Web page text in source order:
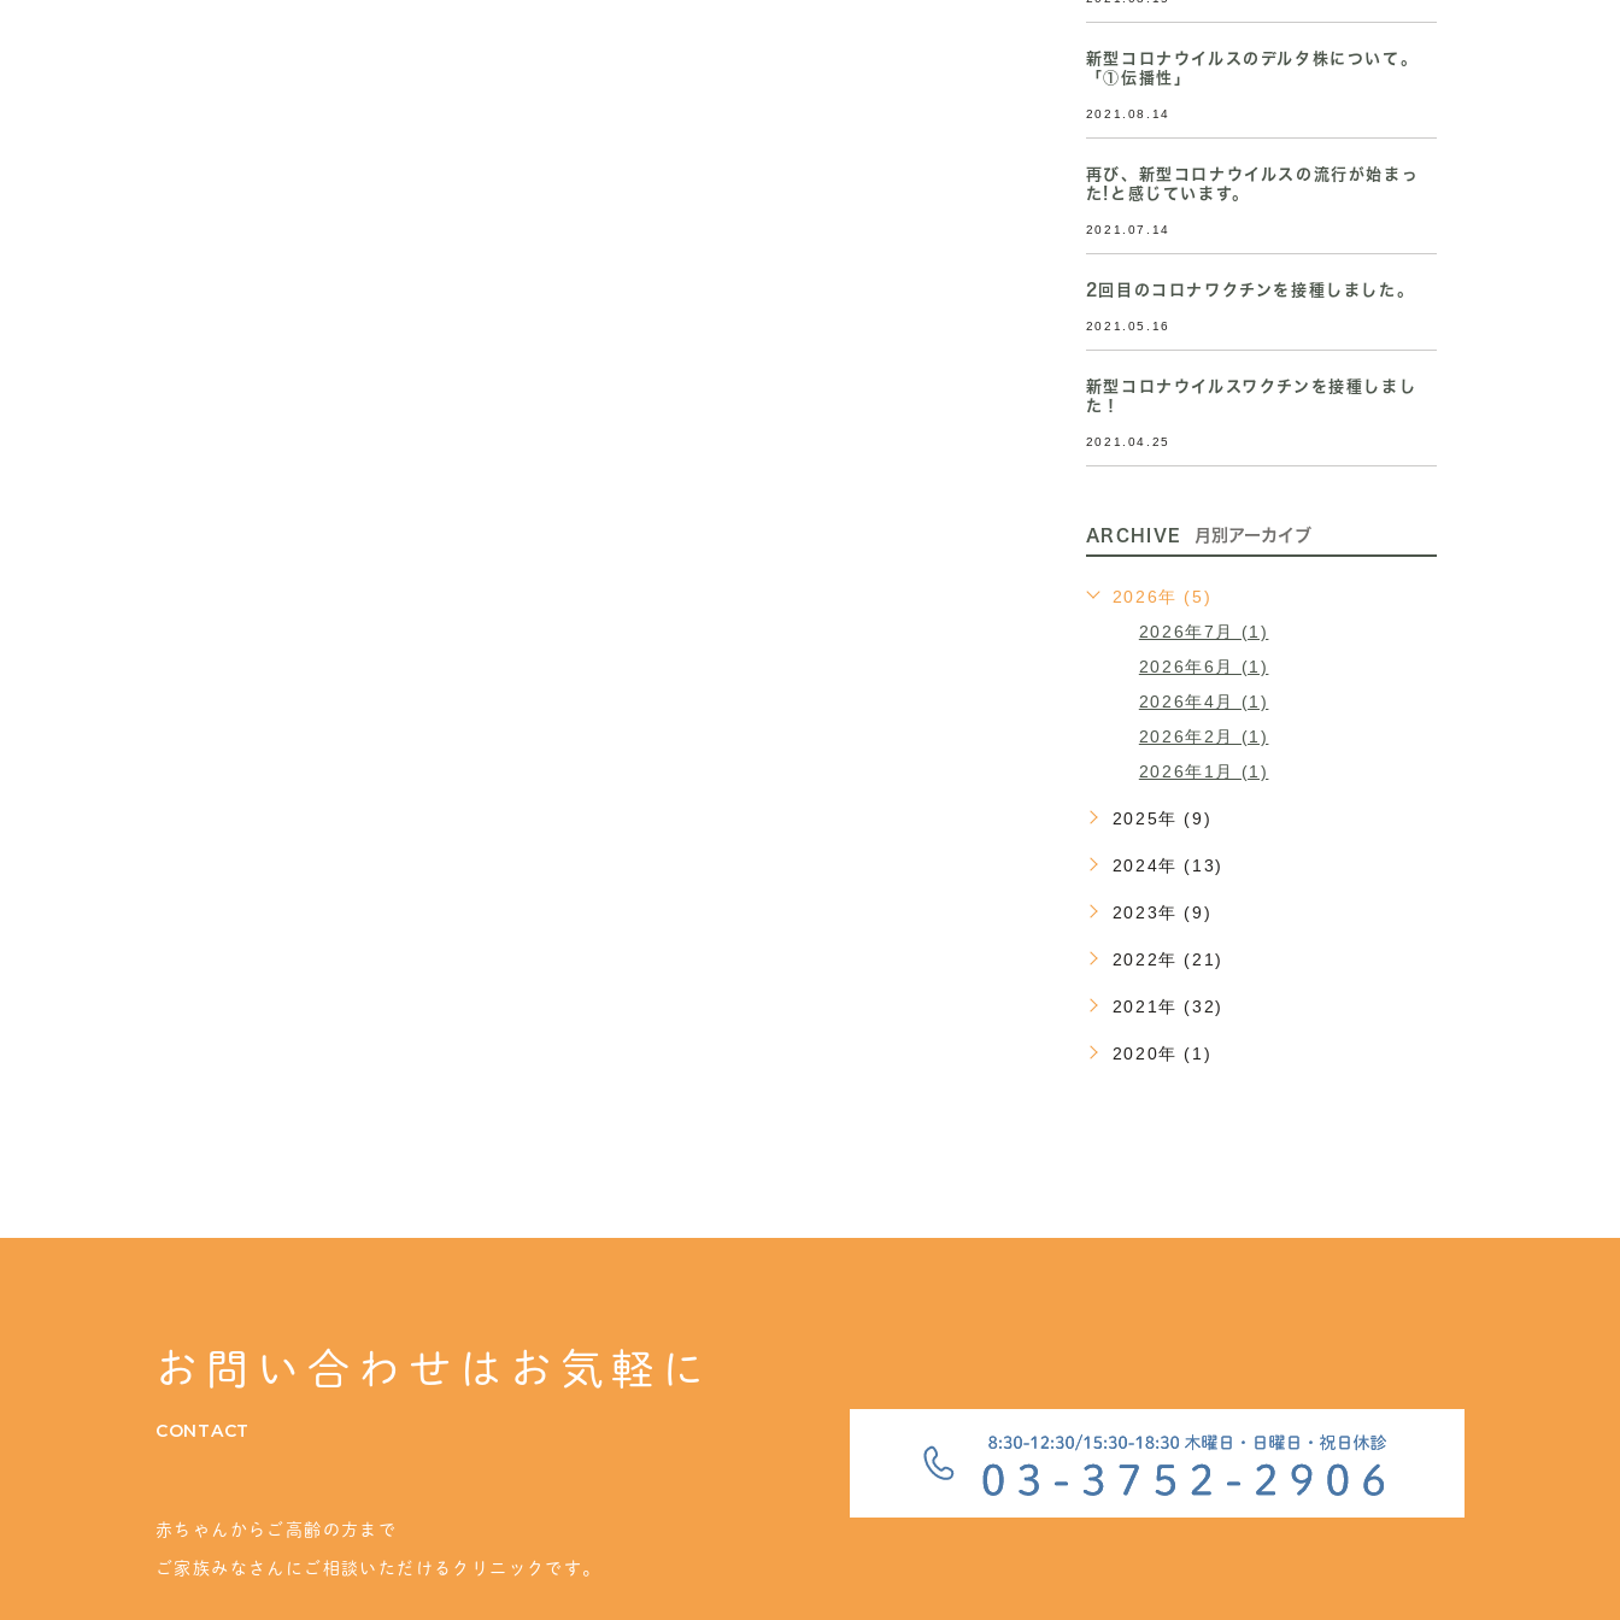
新型コロナウイルスのデルタ株について。
「①伝播性」
2021.08.14
再び、新型コロナウイルスの流行が始まっ
た!と感じています。
2021.07.14
2回目のコロナワクチンを接種しました。
2021.05.16
新型コロナウイルスワクチンを接種しまし
た！
2021.04.25
ARCHIVE 月別アーカイブ
2026年 (5)
2026年7月 (1)
2026年6月 (1)
2026年4月 (1)
2026年2月 (1)
2026年1月 (1)
2025年 (9)
2024年 (13)
2023年 (9)
2022年 (21)
2021年 (32)
2020年 (1)
お問い合わせは お気軽に
CONTACT
赤ちゃんからご高齢の方まで
ご家族みなさんにご相談いただけるクリニックです。